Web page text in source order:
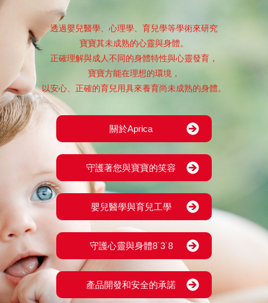
透過嬰兒醫學、心理學、育兒學等學術來研究
寶寶其未成熟的心靈與身體。
正確理解與成人不同的身體特性與心靈發育，
寶寶方能在理想的環境，
以安心、正確的育兒用具來養育尚未成熟的身體。
關於Aprica
守護著您與寶寶的笑容
嬰兒醫學與育兒工學
守護心靈與身體8˙3˙8
產品開發和安全的承諾